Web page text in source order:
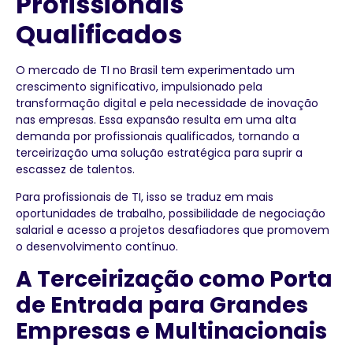
Qualificados
O mercado de TI no Brasil tem experimentado um
crescimento significativo, impulsionado pela
transformação digital e pela necessidade de inovação
nas empresas. Essa expansão resulta em uma alta
demanda por profissionais qualificados, tornando a
terceirização uma solução estratégica para suprir a
escassez de talentos.
Para profissionais de TI, isso se traduz em mais
oportunidades de trabalho, possibilidade de negociação
salarial e acesso a projetos desafiadores que promovem
o desenvolvimento contínuo.
A Terceirização como Porta
de Entrada para Grandes
Empresas e Multinacionais